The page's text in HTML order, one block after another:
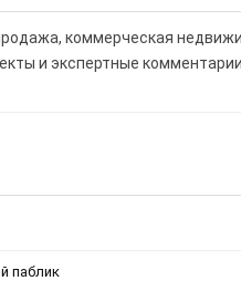
коммерческая
и экспертные
паблик